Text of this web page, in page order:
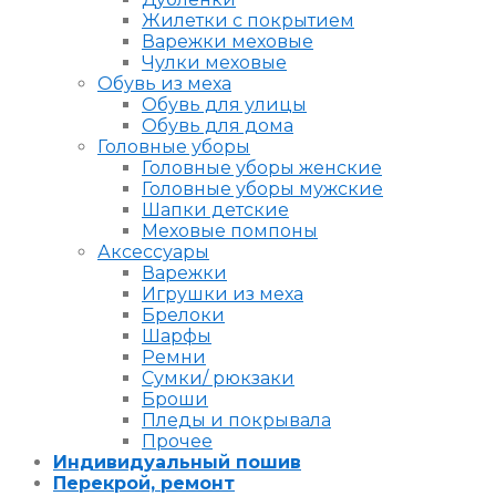
Жилетки с покрытием
Варежки меховые
Чулки меховые
Обувь из меха
Обувь для улицы
Обувь для дома
Головные уборы
Головные уборы женские
Головные уборы мужские
Шапки детские
Меховые помпоны
Аксессуары
Варежки
Игрушки из меха
Брелоки
Шарфы
Ремни
Сумки/ рюкзаки
Броши
Пледы и покрывала
Прочее
Индивидуальный пошив
Перекрой, ремонт